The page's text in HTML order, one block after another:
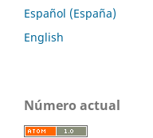
Español (España)
English
Número actual